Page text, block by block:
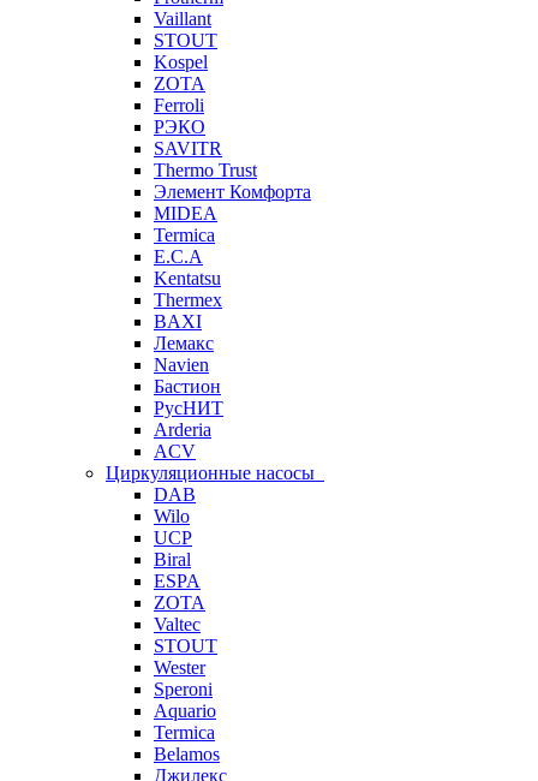
Vaillant
STOUT
Kospel
ZOTA
Ferroli
РЭКО
SAVITR
Thermo Trust
Элемент Комфорта
MIDEA
Termica
E.C.A
Kentatsu
Thermex
BAXI
Лемакс
Navien
Бастион
РусНИТ
Arderia
ACV
Циркуляционные насосы
DAB
Wilo
UCP
Biral
ESPA
ZOTA
Valtec
STOUT
Wester
Speroni
Aquario
Termica
Belamos
Джилекс